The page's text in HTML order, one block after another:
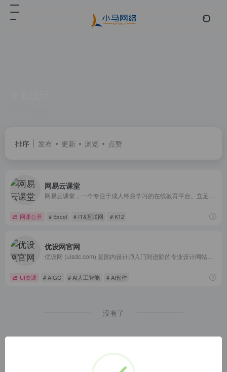
排序 发布 更新 浏览 点赞
网易云课堂
网课公开 # Excel # IT&互联网 # K12
优设网官网
UI资源 # AIGC # AI人工智能 # AI创作
没有了